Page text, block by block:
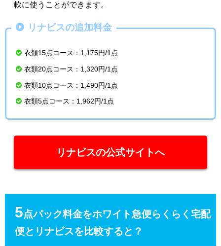
軟に使うことができます。
リナビスの追加料金
衣類15点コース：1,175円/1点
衣類20点コース：1,320円/1点
衣類10点コース：1,490円/1点
衣類5点コース：1,962円/1点
リナビスの公式サイトへ
5点パック料金をホワイト急便らくらく宅配
便とリナビスを比較すると？